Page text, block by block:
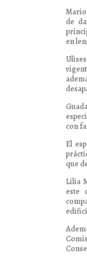
Mario
de
en
con
El
que
Lilia
este